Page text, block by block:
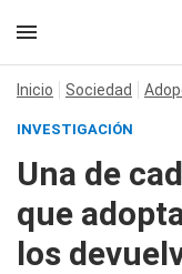
Inicio Sociedad
INVESTIGACIÓN
Una de
que
los